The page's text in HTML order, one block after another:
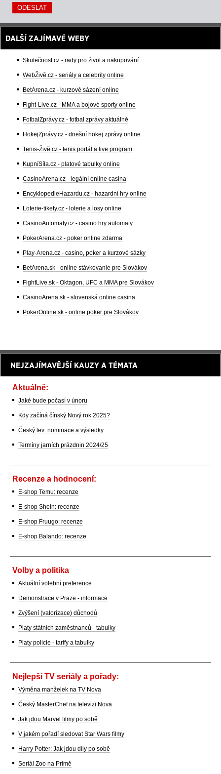
DALŠÍ ZAJÍMAVÉ WEBY
Skutečnost.cz - rady pro život a nakupování
WebŽivě.cz - seriály a celebrity online
BetArena.cz - kurzové sázení online
Fight-Live.cz - MMA a bojové sporty online
FotbalZprávy.cz - fotbal zprávy aktuálně
HokejZprávy.cz - dnešní hokej zprávy online
Tenis-Živě.cz - tenis portál a live program
KupníSíla.cz - platové tabulky online
CasinoArena.cz - legální online casina
EncyklopedieHazardu.cz - hazardní hry online
Loterie-tikety.cz - loterie a losy online
CasinoAutomaty.cz - casino hry automaty
PokerArena.cz - poker online zdarma
Play-Arena.cz - casino, poker a kurzové sázky
BetArena.sk - online stávkovanie pre Slovákov
FightLive.sk - Oktagon, UFC a MMA pre Slovákov
CasinoArena.sk - slovenská online casina
PokerOnline.sk - online poker pre Slovákov
NEJZAJÍMAVĚJŠÍ KAUZY A TÉMATA
Aktuálně:
Jaké bude počasí v únoru
Kdy začíná čínský Nový rok 2025?
Český lev: nominace a výsledky
Termíny jarních prázdnin 2024/25
Recenze a hodnocení:
E-shop Temu: recenze
E-shop Shein: recenze
E-shop Fruugo: recenze
E-shop Balando: recenze
Volby a politika
Aktuální volební preference
Demonstrace v Praze - informace
Zvýšení (valorizace) důchodů
Platy státních zaměstnanců - tabulky
Platy policie - tarify a tabulky
Nejlepší TV seriály a pořady:
Výměna manželek na TV Nova
Český MasterChef na televizi Nova
Jak jdou Marvel filmy po sobě
V jakém pořadí sledovat Star Wars filmy
Harry Potter: Jak jdou díly po sobě
Seriál Zoo na Primě